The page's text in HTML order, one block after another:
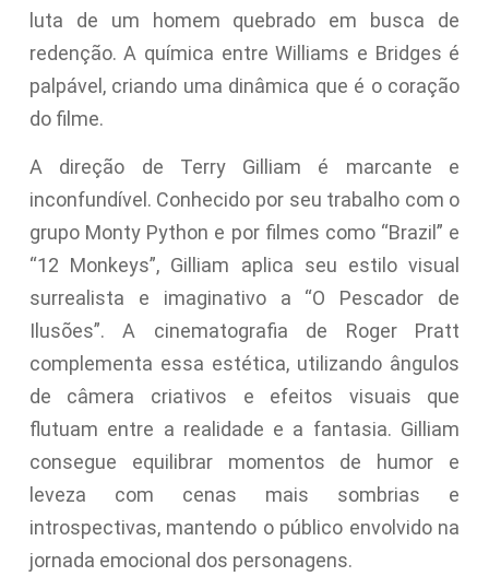
luta de um homem quebrado em busca de
redenção. A química entre Williams e Bridges é
palpável, criando uma dinâmica que é o coração
do filme.
A direção de Terry Gilliam é marcante e
inconfundível. Conhecido por seu trabalho com o
grupo Monty Python e por filmes como “Brazil” e
“12 Monkeys”, Gilliam aplica seu estilo visual
surrealista e imaginativo a “O Pescador de
Ilusões”. A cinematografia de Roger Pratt
complementa essa estética, utilizando ângulos
de câmera criativos e efeitos visuais que
flutuam entre a realidade e a fantasia. Gilliam
consegue equilibrar momentos de humor e
leveza com cenas mais sombrias e
introspectivas, mantendo o público envolvido na
jornada emocional dos personagens.